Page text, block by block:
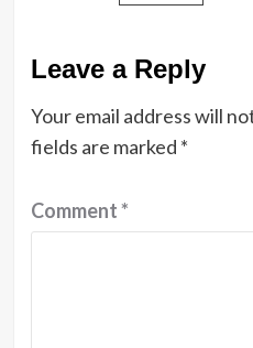
Leave a Reply
Your email address will
fields are marked *
Comment*